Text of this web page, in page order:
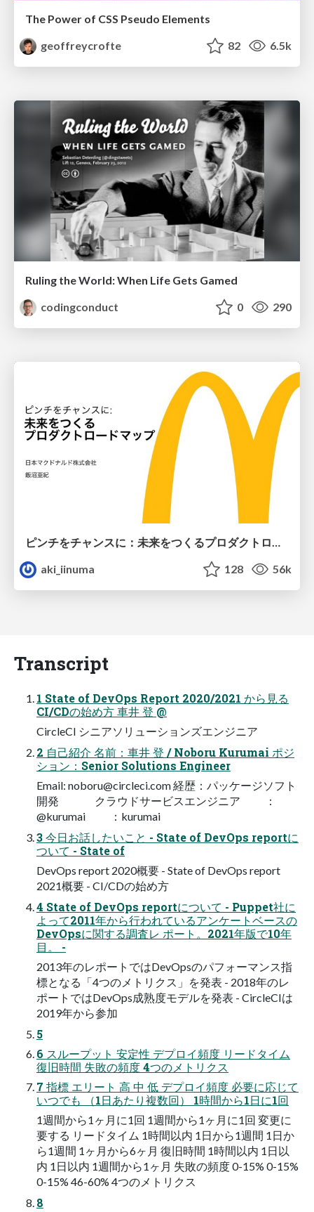
The Power of CSS Pseudo Elements
geoffreycrofte
82 6.5k
Ruling the World: When Life Gets Gamed
codingconduct
0 290
aki_iinuma
128 56k
Transcript
1 State of DevOps Report 2020/2021 から見る
CI/CDの始め方 車井 登 @
CircleCI シニアソリューションズエンジニア
2 自己紹介 名前：車井 登 / Noboru Kurumai ポジ
ション：Senior Solutions Engineer
Email: noboru@circleci.com経歴：パッケージソフト
開発 クラウドサービスエンジニア ：
@kurumai ：kurumai
3 今日お話したいこと - State of DevOps reportに
ついて - State of
DevOps report 2020概要 - State of DevOps report
2021概要 - CI/CDの始め方
4 State of DevOps reportについて - Puppet社に
よって2011年から行われているアンケートベースの
DevOpsに関する調査レ ポート。2021年版で10年
目。 -
2013年のレポートではDevOpsのパフォーマンス指
標となる「4つのメトリクス」を発表 - 2018年のレ
ポートではDevOps成熟度モデルを発表 - CircleCIは
2019年から参加
5
6 スループット 安定性 デプロイ頻度 リードタイム
復旧時間 失敗の頻度 4つのメトリクス
7 指標 エリート 高 中 低 デプロイ頻度 必要に応じて
いつでも （1日あたり複数回） 1時間から1日に1回
1週間から1ヶ月に1回 1週間から1ヶ月に1回 変更に
要する リードタイム 1時間以内 1日から1週間 1日か
ら1週間 1ヶ月から6ヶ月 復旧時間 1時間以内 1日以
内 1日以内 1週間から1ヶ月 失敗の頻度 0-15% 0-15%
0-15% 46-60% 4つのメトリクス
8